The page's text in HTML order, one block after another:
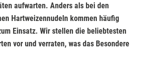
aufwarten. Anders als bei den
Hartweizennudeln kommen häufig
Einsatz. Wir stellen die beliebtesten
vor und verraten, was das Besondere